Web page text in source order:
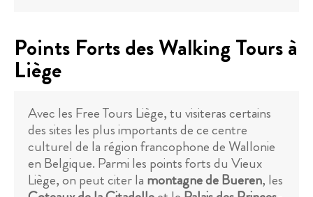
Points Forts des Walking Tours à
Liège
Avec les Free Tours Liège, tu visiteras certains
des sites les plus importants de ce centre
culturel de la région francophone de Wallonie
en Belgique. Parmi les points forts du Vieux
Liège, on peut citer la montagne de Bueren, les